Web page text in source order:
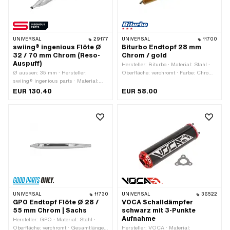
UNIVERSAL 29177
swiing® ingenious Flöte Ø
32 / 70 mm Chrom (Reso-
Auspuff)
Ø aussen: 35 mm · Hersteller:
swiing® ingenious parts · Material:
Stahl · Oberfläche: verchromt · Farbe:
Anschluss innen: 32 mm · Auspuffart:
EUR 130.40
UNIVERSAL 11700
Biturbo Endtopf 28 mm
Chrom / gold
Hersteller: Biturbo · Material: Stahl ·
Oberfläche: verchromt · Farbe: Chrom ·
Befestigungsart: angeschweisste
EUR 58.00
UNIVERSAL 11730
GPO Endtopf Flöte Ø 28 /
55 mm Chrom | Sachs
Hersteller: GPO · Material: Stahl ·
Oberfläche: verchromt · Gesamtlänge:
UNIVERSAL 36522
VOCA Schalldämpfer
schwarz mit 3-Punkte
Aufnahme
Hersteller: VOCA · Material: